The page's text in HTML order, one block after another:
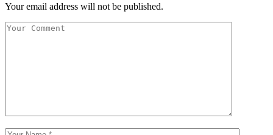
Your email address will not be published.